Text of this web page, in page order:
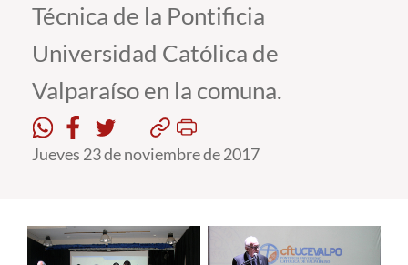
Estudiantes
Académicos
Alumni
Técnica de la Pontificia
Universidad Católica de
Valparaíso en la comuna.
Jueves 23 de noviembre de 2017